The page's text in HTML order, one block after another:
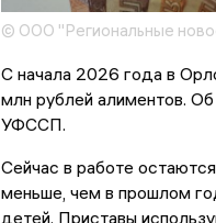
© ООО "Региональные
С начала 2026 года в
млн рублей алиментов.
УФССП.
Сейчас в работе
меньше, чем в прошлом
детей. Приставы